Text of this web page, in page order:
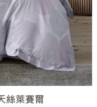
先享後付」服務完成之交
並將交易相關給付款項請求債
：
監護人之同意方可使用
起之損失，本公司不負相關責
之情形，本公司將視審查結果